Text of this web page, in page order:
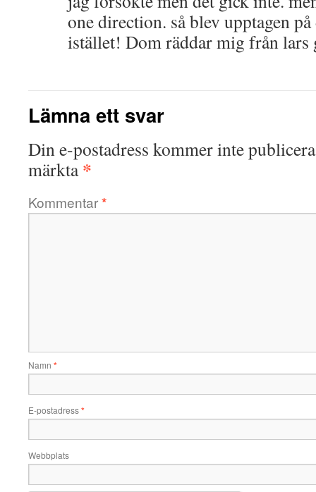
one direction. så blev upptagen på
istället! Dom räddar mig från lars
Lämna ett svar
Din e-postadress kommer inte
märkta*
Kommentar*
Namn *
E-postadress*
Webbplats